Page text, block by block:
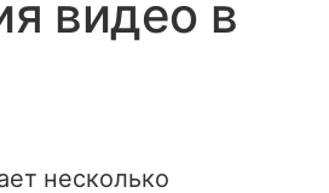
видео в
несколько